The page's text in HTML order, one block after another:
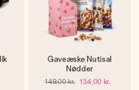
Gaveæske Nutisal
Nødder
149,00 kr. 134,00 kr.